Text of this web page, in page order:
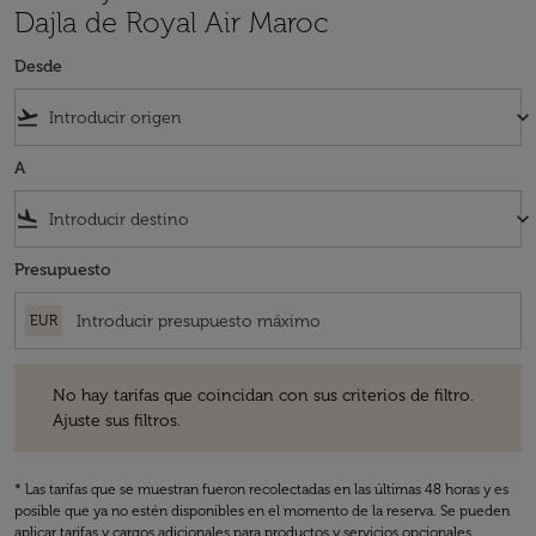
Dajla de Royal Air Maroc
Desde
flight_takeoff keyboard_arrow_down
A
flight_land keyboard_arrow_down
Presupuesto
EUR
No hay tarifas que coincidan con sus criterios de filtro.
Ajuste sus filtros.
* Las tarifas que se muestran fueron recolectadas en las últimas 48 horas y es
posible que ya no estén disponibles en el momento de la reserva. Se pueden
aplicar tarifas y cargos adicionales para productos y servicios opcionales.